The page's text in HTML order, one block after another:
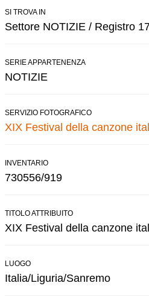
SI TROVA IN
Settore NOTIZIE / Registro
SERIE APPARTENENZA
NOTIZIE
SERVIZIO FOTOGRAFICO
XIX Festival della canzone
INVENTARIO
730556/919
TITOLO ATTRIBUITO
XIX Festival della canzone
LUOGO
Italia/Liguria/Sanremo